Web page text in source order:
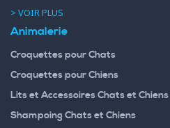
> VOIR PLUS
Animalerie
Croquettes pour Chats
Croquettes pour Chiens
Lits et Accessoires Chats et Chiens
Shampoing Chats et Chiens